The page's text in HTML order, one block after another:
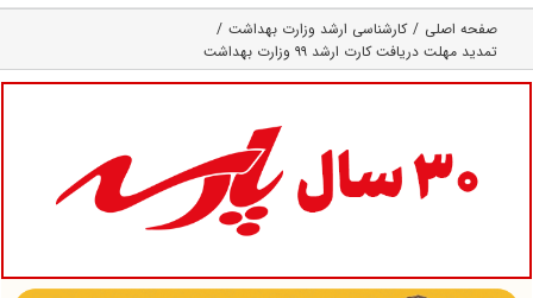
صفحه اصلی
کارشناسی ارشد وزارت بهداشت
تمدید مهلت دریافت کارت ارشد ۹۹ وزارت بهداشت